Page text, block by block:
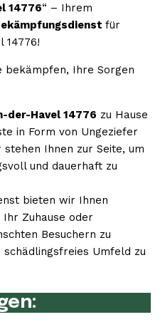
14776“ – Ihrem
für
14776!
bekämpfen, Ihre Sorgen
der-Havel 14776 zu Hause
in Form von Ungeziefer
Ihnen zur Seite, um
und dauerhaft zu
bieten wir Ihnen
Zuhause oder
Besuchern zu
schädlingsfreies Umfeld zu